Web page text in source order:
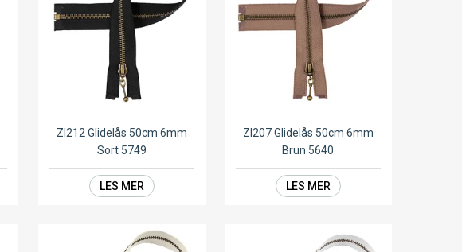
ZI212 Glidelås 50cm 6mm
Sort 5749
LES MER
ZI207 Glidelås 50cm 6mm
Brun 5640
LES MER